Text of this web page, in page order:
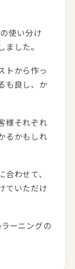
使い分け
した。
トから作っ
も良し、か
様それぞれ
るかもしれ
わせて、
ていただけ
ーニングの